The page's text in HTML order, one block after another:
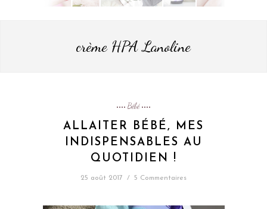
crème HPA Lanoline
Bébé
ALLAITER BÉBÉ, MES
INDISPENSABLES AU
QUOTIDIEN !
25 août 2017 / 5 Commentaires